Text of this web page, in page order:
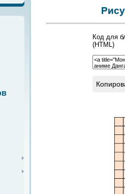
Код для
(HTML)